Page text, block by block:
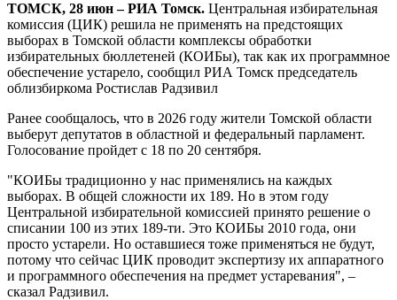
ТОМСК, 28 июн – РИА Томск. Центральная избирательная
комиссия (ЦИК) решила не применять на предстоящих
выборах в Томской области комплексы обработки
избирательных бюллетеней (КОИБы), так как их программное
обеспечение устарело, сообщил РИА Томск председатель
облизбиркома Ростислав Радзивил
Ранее сообщалось, что в 2026 году жители Томской области
выберут депутатов в областной и федеральный парламент.
Голосование пройдет с 18 по 20 сентября.
"КОИБы традиционно у нас применялись на каждых
выборах. В общей сложности их 189. Но в этом году
Центральной избирательной комиссией принято решение о
списании 100 из этих 189-ти. Это КОИБы 2010 года, они
просто устарели. Но оставшиеся тоже применяться не будут,
потому что сейчас ЦИК проводит экспертизу их аппаратного
и программного обеспечения на предмет устаревания", –
сказал Радзивил.